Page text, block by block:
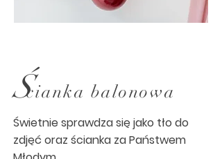
Ścianka balonowa
Świetnie sprawdza się jako tło do
zdjęć oraz ścianka za Państwem